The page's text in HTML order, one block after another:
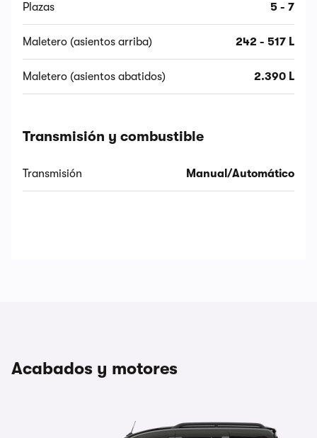
Plazas 5 - 7
Maletero (asientos arriba) 242 - 517 L
Maletero (asientos abatidos) 2.390 L
Transmisión y combustible
Transmisión Manual/Automático
Acabados y motores